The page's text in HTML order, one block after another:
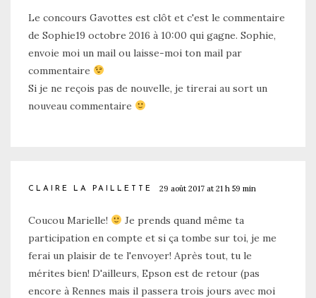
Le concours Gavottes est clôt et c'est le commentaire
de Sophie19 octobre 2016 à 10:00 qui gagne. Sophie,
envoie moi un mail ou laisse-moi ton mail par
commentaire
Si je ne reçois pas de nouvelle, je tirerai au sort un
nouveau commentaire
CLAIRE LA PAILLETTE 29 août 2017 at 21 h 59 min
Coucou Marielle!
Je prends quand même ta
participation en compte et si ça tombe sur toi, je me
ferai un plaisir de te l'envoyer! Après tout, tu le
mérites bien! D'ailleurs, Epson est de retour (pas
encore à Rennes mais il passera trois jours avec moi